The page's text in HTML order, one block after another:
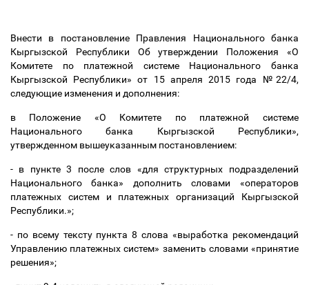
Внести в постановление Правления Национального банка
Кыргызской Республики Об утверждении Положения «О
Комитете по платежной системе Национального банка
Кыргызской Республики» от 15 апреля 2015 года №22/4,
следующие изменения и дополнения:
в Положение «О Комитете по платежной системе
Национального банка Кыргызской Республики»,
утвержденном вышеуказанным постановлением:
- в пункте 3 после слов «для структурных подразделений
Национального банка» дополнить словами «операторов
платежных систем и платежных организаций Кыргызской
Республики.»;
- по всему тексту пункта 8 слова «выработка рекомендаций
Управлению платежных систем» заменить словами «принятие
решения»;